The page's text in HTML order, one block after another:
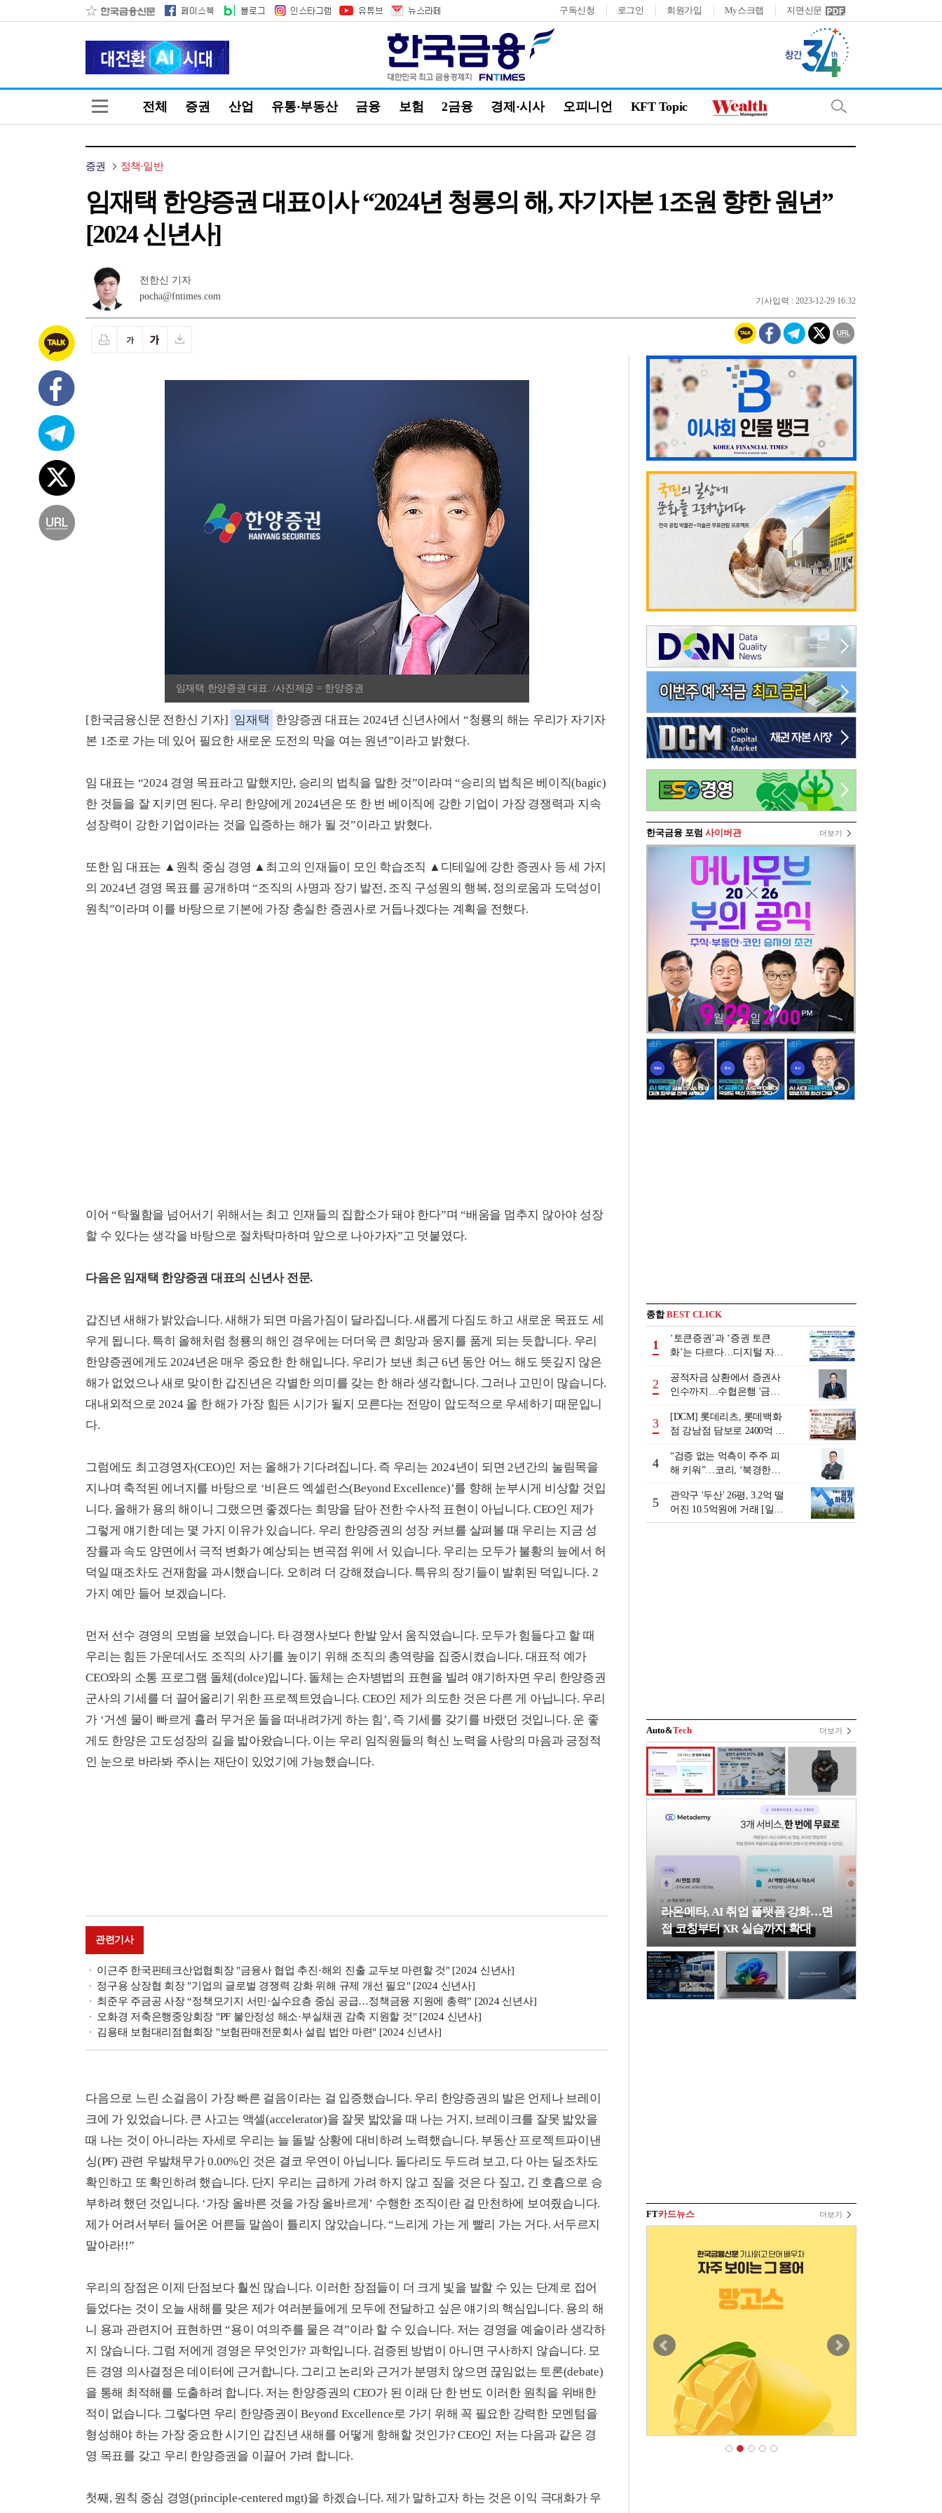
구독신청 로그인 회원가입 My스크랩 지면신문
전체 증권 산업 유통·부동산 금융 보험 2금융 경제·시사 오피니언 KFT Topic
증권 정책·일반
임재택 한양증권 대표이사 “2024년 청룡의 해, 자기자본 1조원 향한 원년”
[2024 신년사]
전한신 기자
pocha@fntimes.com
기사입력 : 2023-12-29 16:32
임재택 한양증권 대표. /사진제공 = 한양증권
[한국금융신문 전한신 기자] 임재택 한양증권 대표는 2024년 신년사에서 “청룡의 해는 우리가 자기자
본 1조로 가는 데 있어 필요한 새로운 도전의 막을 여는 원년”이라고 밝혔다.
임 대표는 “2024 경영 목표라고 말했지만, 승리의 법칙을 말한 것”이라며 “승리의 법칙은 베이직(bagic)
한 것들을 잘 지키면 된다. 우리 한양에게 2024년은 또 한 번 베이직에 강한 기업이 가장 경쟁력과 지속
성장력이 강한 기업이라는 것을 입증하는 해가 될 것”이라고 밝혔다.
또한 임 대표는 ▲원칙 중심 경영 ▲최고의 인재들이 모인 학습조직 ▲디테일에 강한 증권사 등 세 가지
의 2024년 경영 목표를 공개하며 “조직의 사명과 장기 발전, 조직 구성원의 행복, 정의로움과 도덕성이
원칙”이라며 이를 바탕으로 기본에 가장 충실한 증권사로 거듭나겠다는 계획을 전했다.
이어 “탁월함을 넘어서기 위해서는 최고 인재들의 집합소가 돼야 한다”며 “배움을 멈추지 않아야 성장
할 수 있다는 생각을 바탕으로 절차탁마하며 앞으로 나아가자”고 덧붙였다.
다음은 임재택 한양증권 대표의 신년사 전문.
갑진년 새해가 밝았습니다. 새해가 되면 마음가짐이 달라집니다. 새롭게 다짐도 하고 새로운 목표도 세
우게 됩니다. 특히 올해처럼 청룡의 해인 경우에는 더더욱 큰 희망과 웅지를 품게 되는 듯합니다. 우리
한양증권에게도 2024년은 매우 중요한 한 해입니다. 우리가 보낸 최근 6년 동안 어느 해도 뜻깊지 않은
해가 없었으나 새로 맞이한 갑진년은 각별한 의미를 갖는 한 해라 생각합니다. 그러나 고민이 많습니다.
대내외적으로 2024 올 한 해가 가장 힘든 시기가 될지 모른다는 전망이 압도적으로 우세하기 때문입니
다.
그럼에도 최고경영자(CEO)인 저는 올해가 기다려집니다. 즉 우리는 2024년이 되면 2년간의 눌림목을
지나며 축적된 에너지를 바탕으로 ‘비욘드 엑셀런스(Beyond Excellence)’를 향해 눈부시게 비상할 것입
니다. 올해가 용의 해이니 그랬으면 좋겠다는 희망을 담아 전한 수사적 표현이 아닙니다. CEO인 제가
그렇게 얘기한 데는 몇 가지 이유가 있습니다. 우리 한양증권의 성장 커브를 살펴볼 때 우리는 지금 성
장률과 속도 양면에서 극적 변화가 예상되는 변곡점 위에 서 있습니다. 우리는 모두가 불황의 늪에서 허
덕일 때조차도 건재함을 과시했습니다. 오히려 더 강해졌습니다. 특유의 장기들이 발휘된 덕입니다. 2
가지 예만 들어 보겠습니다.
먼저 선수 경영의 모범을 보였습니다. 타 경쟁사보다 한발 앞서 움직였습니다. 모두가 힘들다고 할 때
우리는 힘든 가운데서도 조직의 사기를 높이기 위해 조직의 총역량을 집중시켰습니다. 대표적 예가
CEO와의 소통 프로그램 돌체(dolce)입니다. 돌체는 손자병법의 표현을 빌려 얘기하자면 우리 한양증권
군사의 기세를 더 끌어올리기 위한 프로젝트였습니다. CEO인 제가 의도한 것은 다른 게 아닙니다. 우리
가 ‘거센 물이 빠르게 흘러 무거운 돌을 떠내려가게 하는 힘’, 즉 기세를 갖기를 바랬던 것입니다. 운 좋
게도 한양은 고도성장의 길을 밟아왔습니다. 이는 우리 임직원들의 혁신 노력을 사랑의 마음과 긍정적
인 눈으로 바라봐 주시는 재단이 있었기에 가능했습니다.
관련기사
이근주 한국핀테크산업협회장 "금융사 협업 추진·해외 진출 교두보 마련할 것" [2024 신년사]
정구용 상장협 회장 "기업의 글로벌 경쟁력 강화 위해 규제 개선 필요" [2024 신년사]
최준우 주금공 사장 “정책모기지 서민·실수요층 중심 공급…정책금융 지원에 총력” [2024 신년사]
오화경 저축은행중앙회장 "PF 불안정성 해소·부실채권 감축 지원할 것" [2024 신년사]
김용태 보험대리점협회장 "보험판매전문회사 설립 법안 마련" [2024 신년사]
다음으로 느린 소걸음이 가장 빠른 걸음이라는 걸 입증했습니다. 우리 한양증권의 발은 언제나 브레이
크에 가 있었습니다. 큰 사고는 액셀(accelerator)을 잘못 밟았을 때 나는 거지, 브레이크를 잘못 밟았을
때 나는 것이 아니라는 자세로 우리는 늘 돌발 상황에 대비하려 노력했습니다. 부동산 프로젝트파이낸
싱(PF) 관련 우발채무가 0.00%인 것은 결코 우연이 아닙니다. 돌다리도 두드려 보고, 다 아는 딜조차도
확인하고 또 확인하려 했습니다. 단지 우리는 급하게 가려 하지 않고 짚을 것은 다 짚고, 긴 호흡으로 승
부하려 했던 것입니다. ‘가장 올바른 것을 가장 올바르게’ 수행한 조직이란 걸 만천하에 보여줬습니다.
제가 어려서부터 들어온 어른들 말씀이 틀리지 않았습니다. “느리게 가는 게 빨리 가는 거다. 서두르지
말아라!!”
우리의 장점은 이제 단점보다 훨씬 많습니다. 이러한 장점들이 더 크게 빛을 발할 수 있는 단계로 접어
들었다는 것이 오늘 새해를 맞은 제가 여러분들에게 모두에 전달하고 싶은 얘기의 핵심입니다. 용의 해
니 용과 관련지어 표현하면 “용이 여의주를 물은 격”이라 할 수 있습니다. 저는 경영을 예술이라 생각하
지 않습니다. 그럼 저에게 경영은 무엇인가? 과학입니다. 검증된 방법이 아니면 구사하지 않습니다. 모
든 경영 의사결정은 데이터에 근거합니다. 그리고 논리와 근거가 분명치 않으면 끊임없는 토론(debate)
을 통해 최적해를 도출하려 합니다. 저는 한양증권의 CEO가 된 이래 단 한 번도 이러한 원칙을 위배한
적이 없습니다. 그렇다면 우리 한양증권이 Beyond Excellence로 가기 위해 꼭 필요한 강력한 모멘텀을
형성해야 하는 가장 중요한 시기인 갑진년 새해를 어떻게 항해할 것인가? CEO인 저는 다음과 같은 경
영 목표를 갖고 우리 한양증권을 이끌어 가려 합니다.
첫째, 원칙 중심 경영(principle-centered mgt)을 하겠습니다. 제가 말하고자 하는 것은 이익 극대화가 우
한국금융 포럼 사이버관 더보기
종합BEST CLICK
1
‘토큰증권’과 ‘증권 토큰
화’는 다르다…디지털 자본
2
공적자금 상환에서 증권사
인수까지…수협은행 '금융
행 금융그룹의 꿈①]
3
[DCM] 롯데리츠, 롯데백화
점 강남점 담보로 2400억 조
4
“검증 없는 억측이 주주 피
해 키워”…코리, ‘북경한미
5
관악구 '두산' 26평, 3.2억 떨
어진 10.5억원에 거래 [일일
하락가]
Auto&Tech 더보기
라온메타, AI 취업 플랫폼 강화…면
접 코칭부터 XR 실습까지 확대
FT카드뉴스 더보기